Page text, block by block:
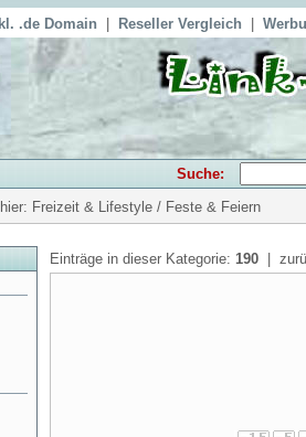
.de Domain Reseller Vergleich
Suche:
Freizeit & Lifestyle / Feste & Feiern
Einträge in dieser Kategorie: 190 |